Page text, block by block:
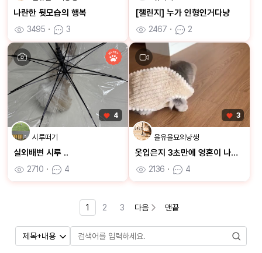
나란한 뒷모습의 행복
3495 ㆍ 3
[챌린지] 누가 인형인거다냥
2467 ㆍ 2
4
시루떠기
실외배변 시루 ..
2710 ㆍ 4
3
을유을묘의냥생
옷입은지 3초만에 영혼이 나가버린 을묘
2136 ㆍ 4
1 2 3 다음 맨끝